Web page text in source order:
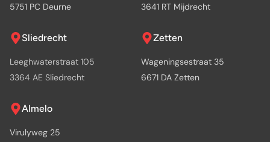
5751 PC Deurne
3641 RT Mijdrecht
Sliedrecht
Leeghwaterstraat 105
3364 AE Sliedrecht
Zetten
Wageningsestraat 35
6671 DA Zetten
Almelo
Virulyweg 25